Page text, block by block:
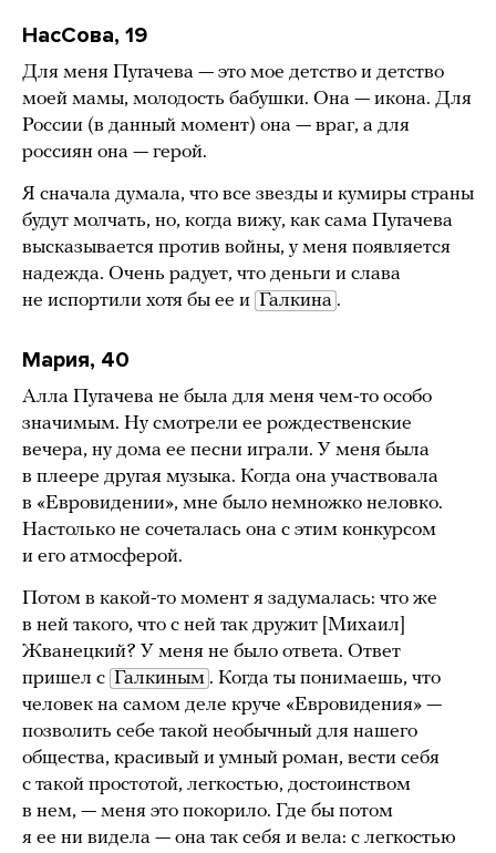
НасСова, 19
Для меня Пугачева — это мое детство и детство
моей мамы, молодость бабушки. Она — икона. Для
России (в данный момент) она — враг, а для
россиян она — герой.
Я сначала думала, что все звезды и кумиры страны
будут молчать, но, когда вижу, как сама Пугачева
высказывается против войны, у меня появляется
надежда. Очень радует, что деньги и слава
не испортили хотя бы ее и Галкина .
Мария, 40
Алла Пугачева не была для меня чем-то особо
значимым. Ну смотрели ее рождественские
вечера, ну дома ее песни играли. У меня была
в плеере другая музыка. Когда она участвовала
в «Евровидении», мне было немножко неловко.
Настолько не сочеталась она с этим конкурсом
и его атмосферой.
Потом в какой-то момент я задумалась: что же
в ней такого, что с ней так дружит [Михаил]
Жванецкий? У меня не было ответа. Ответ
пришел с Галкиным . Когда ты понимаешь, что
человек на самом деле круче «Евровидения» —
позволить себе такой необычный для нашего
общества, красивый и умный роман, вести себя
с такой простотой, легкостью, достоинством
в нем, — меня это покорило. Где бы потом
я ее ни видела — она так себя и вела: с легкостью